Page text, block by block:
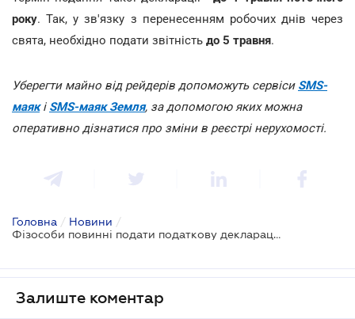
року. Так, у зв'язку з перенесенням робочих днів через
свята, необхідно подати звітність до 5 травня.
Уберегти майно від рейдерів допоможуть сервіси SMS-
маякі SMS-маяк Земля, за допомогою яких можна
оперативно дізнатися про зміни в реєстрі нерухомості.
Головна / Новини /
Фізособи повинні подати податкову декларацію до 5 травня
Залиште коментар